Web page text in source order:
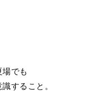
でも
すること。